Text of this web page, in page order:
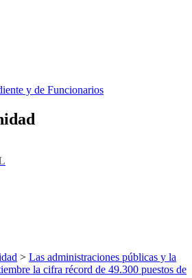
y de Funcionarios
> Las administraciones públicas y la
la cifra récord de 49.300 puestos de